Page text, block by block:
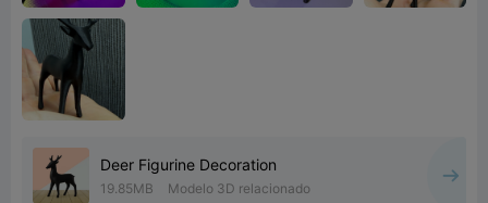
Deer Figurine Decoration
19.85MB Modelo 3D relacionado